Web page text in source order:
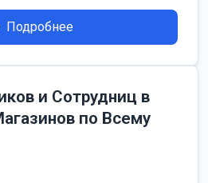
Подробнее
и Сотрудниц в
по Всему